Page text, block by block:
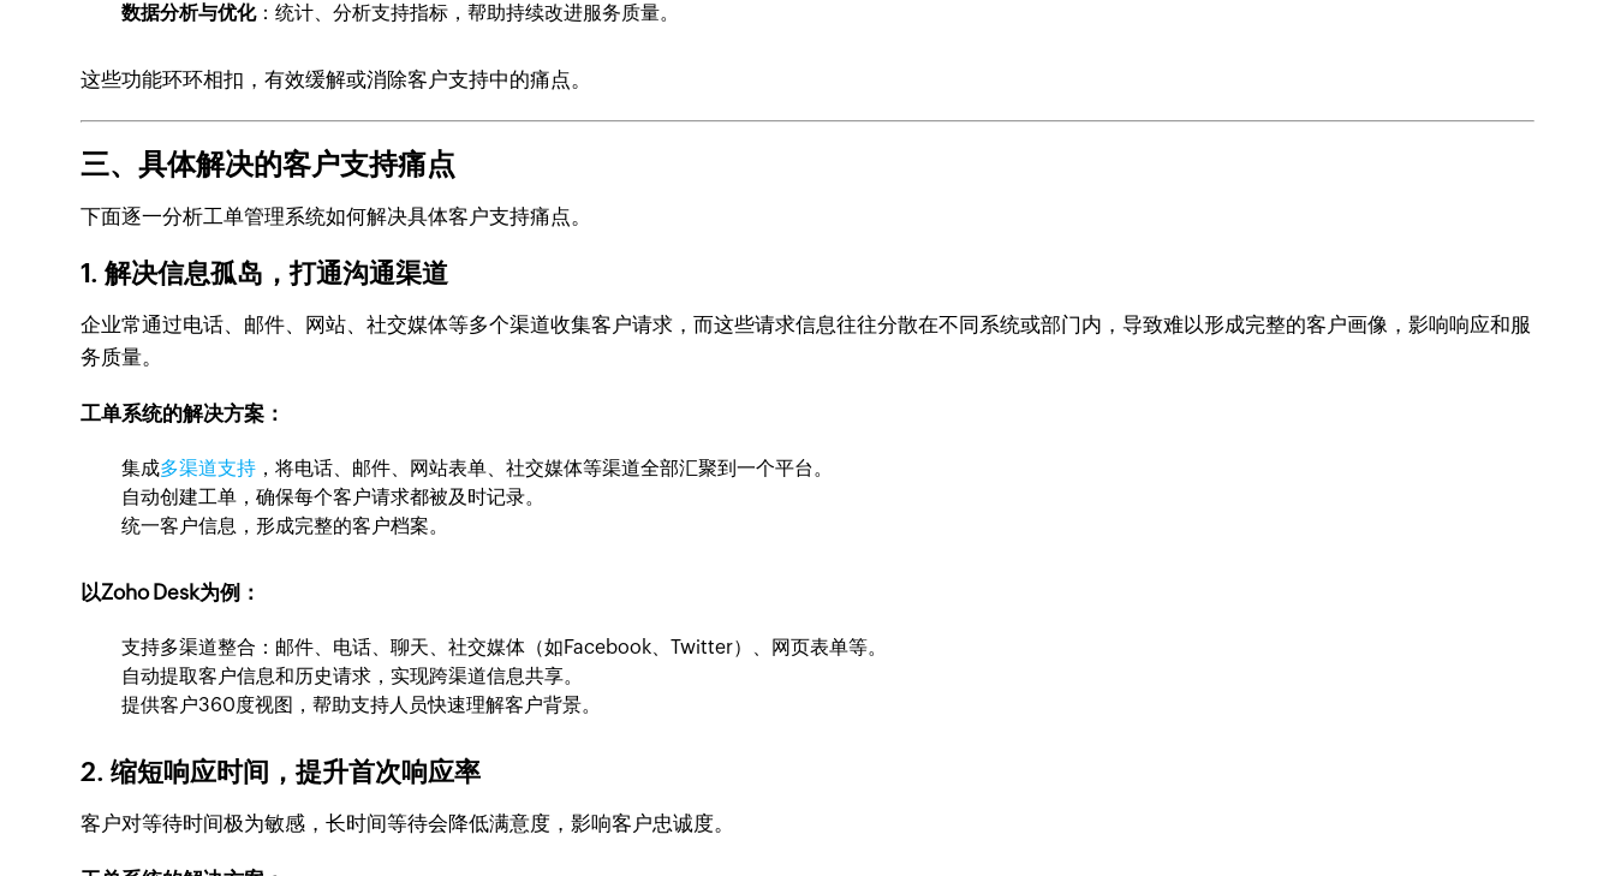
数据分析与优化：统计、分析支持指标，帮助持续改进服务质量。
这些功能环环相扣，有效缓解或消除客户支持中的痛点。
三、具体解决的客户支持痛点
下面逐一分析工单管理系统如何解决具体客户支持痛点。
1. 解决信息孤岛，打通沟通渠道
企业常通过电话、邮件、网站、社交媒体等多个渠道收集客户请求，而这些请求信息往往分散在不同系统或部门内，导致难以形成完整的客户画像，影响响应和服
务质量。
工单系统的解决方案：
集成多渠道支持 ，将电话、邮件、网站表单、社交媒体等渠道全部汇聚到一个平台。
自动创建工单，确保每个客户请求都被及时记录。
统一客户信息，形成完整的客户档案。
以Zoho Desk为例：
支持多渠道整合：邮件、电话、聊天、社交媒体（如Facebook、Twitter）、网页表单等。
自动提取客户信息和历史请求，实现跨渠道信息共享。
提供客户360度视图，帮助支持人员快速理解客户背景。
2. 缩短响应时间，提升首次响应率
客户对等待时间极为敏感，长时间等待会降低满意度，影响客户忠诚度。